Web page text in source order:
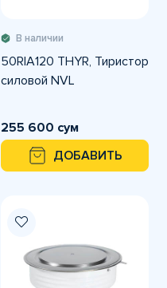
В наличии
50RIA120 THYR, Тиристор
силовой NVL
255 600 сум
ДОБАВИТЬ